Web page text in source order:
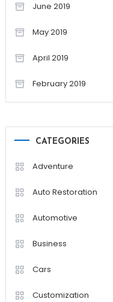
June 2019
May 2019
April 2019
February 2019
CATEGORIES
Adventure
Auto Restoration
Automotive
Business
Cars
Customization